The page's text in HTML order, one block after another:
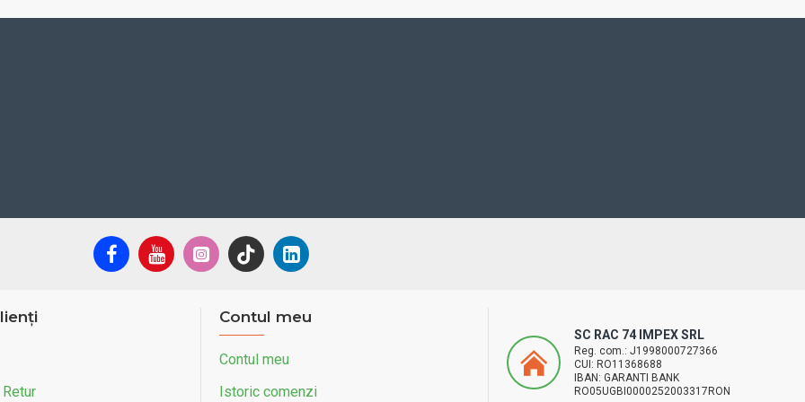
25
6
Contul meu
Contul meu
Istoric comenzi
SC RAC 74 IMPEX SRL
Reg. com.: J1998000727366
CUI: RO11368688
IBAN: GARANTI BANK
RO05UGBI0000252003317RON